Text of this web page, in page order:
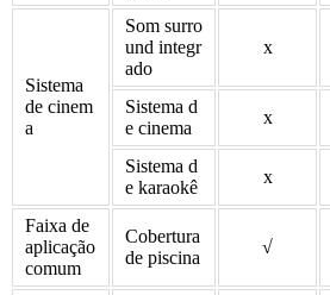
Sistema
de cinem
a
Som surro
und integr
ado
x
Sistema d
e cinema
x
Sistema d
e karaokê
x
Faixa de
aplicação
comum
Cobertura
de piscina
√